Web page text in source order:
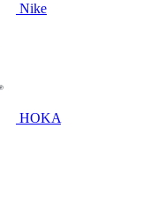
Nike
HOKA